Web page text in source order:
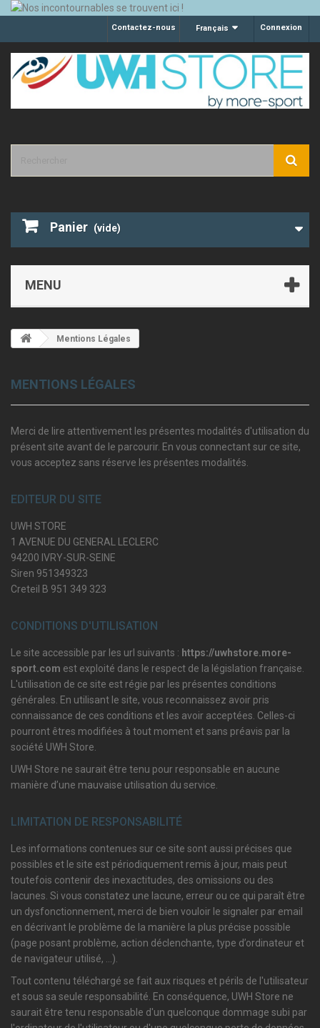
Connexion
Français
Contactez-nous
Panier (vide)
MENU
Mentions Légales
MENTIONS LÉGALES
Merci de lire attentivement les présentes modalités d'utilisation du
présent site avant de le parcourir. En vous connectant sur ce site,
vous acceptez sans réserve les présentes modalités.
EDITEUR DU SITE
UWH STORE
1 AVENUE DU GENERAL LECLERC
94200 IVRY-SUR-SEINE
Siren 951349323
Creteil B 951 349 323
CONDITIONS D'UTILISATION
Le site accessible par les url suivants : https://uwhstore.more-
sport.com est exploité dans le respect de la législation française.
L'utilisation de ce site est régie par les présentes conditions
générales. En utilisant le site, vous reconnaissez avoir pris
connaissance de ces conditions et les avoir acceptées. Celles-ci
pourront êtres modifiées à tout moment et sans préavis par la
société UWH Store.
UWH Store ne saurait être tenu pour responsable en aucune
manière d’une mauvaise utilisation du service.
LIMITATION DE RESPONSABILITÉ
Les informations contenues sur ce site sont aussi précises que
possibles et le site est périodiquement remis à jour, mais peut
toutefois contenir des inexactitudes, des omissions ou des
lacunes. Si vous constatez une lacune, erreur ou ce qui paraît être
un dysfonctionnement, merci de bien vouloir le signaler par email
en décrivant le problème de la manière la plus précise possible
(page posant problème, action déclenchante, type d’ordinateur et
de navigateur utilisé, …).
Tout contenu téléchargé se fait aux risques et périls de l'utilisateur
et sous sa seule responsabilité. En conséquence, UWH Store ne
saurait être tenu responsable d'un quelconque dommage subi par